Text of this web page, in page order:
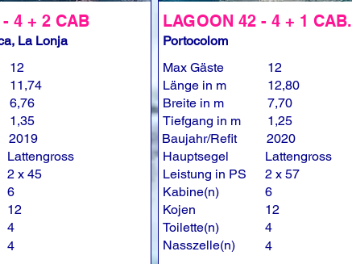
4 + 2 CAB
La Lonja
12
11,74
6,76
1,35
2019
Lattengross
2 x 45
6
12
4
4
LAGOON 42 - 4 + 1 CAB.
Portocolom
Max Gäste
Länge in m
Breite in m
Tiefgang in m
Baujahr/Refit
Hauptsegel
Leistung in PS
Kabine(n)
Kojen
Toilette(n)
Nasszelle(n)
12
12,80
7,70
1,25
2020
Lattengross
2 x 57
6
12
4
4